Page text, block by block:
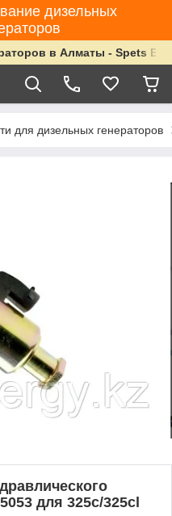
дизельных
в Алматы - Spets
для дизельных генераторов
для 325c/325cl